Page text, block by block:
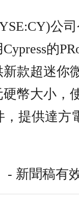
公
的
款超迷你
幣大小，
，提供達
- 新聞稿有